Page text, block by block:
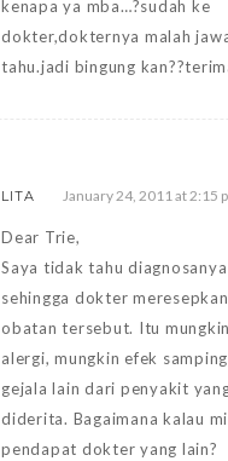
kenapa ya mba…?sudah ke
dokter,dokternya malah
tahu.jadi bingung
LITA January 24, 2011 at 2:15
Dear Trie,
Saya tidak tahu
sehingga dokter
obatan tersebut. Itu
alergi, mungkin efek
gejala lain dari penyakit
diderita. Bagaimana kalau
pendapat dokter yang lain?